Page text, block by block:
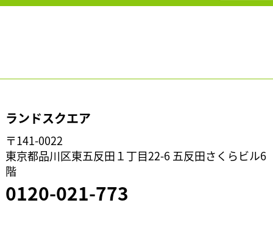
ランドスクエア
〒141-0022
東京都品川区東五反田１丁目22-6 五反田さくらビル6
階
0120-021-773